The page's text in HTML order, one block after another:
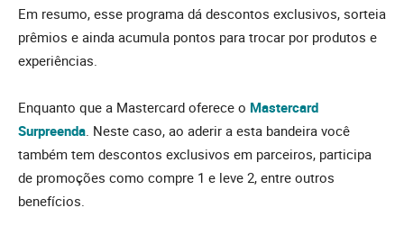
Em resumo, esse programa dá descontos exclusivos, sorteia
prêmios e ainda acumula pontos para trocar por produtos e
experiências.
Enquanto que a Mastercard oferece o Mastercard
Surpreenda . Neste caso, ao aderir a esta bandeira você
também tem descontos exclusivos em parceiros, participa
de promoções como compre 1 e leve 2, entre outros
benefícios.